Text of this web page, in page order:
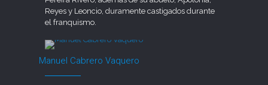
Reyes y Leoncio, duramente castigados durante
el franquismo.
Manuel Cabrero Vaquero